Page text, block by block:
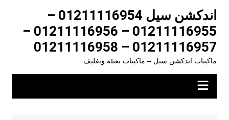
اندكشن سيل 01211116954 –
01211116955 – 01211116956 –
01211116957 – 01211116958
ماكينات اندكشن سيل – ماكينات تعبئة وتغليف